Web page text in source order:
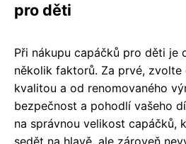
pro děti
Při nákupu capáčků pro děti je
několik faktorů. Za prvé,
kvalitou a od renomovaného
bezpečnost a pohodlí vašeho
na správnou velikost capáčků,